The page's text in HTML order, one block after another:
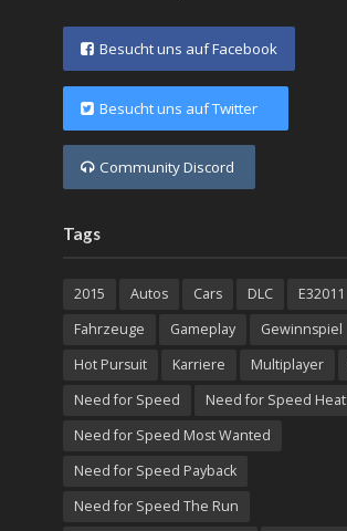
Besucht uns auf Facebook
Besucht uns auf Twitter
Community Discord
Tags
2015 Autos Cars DLC
E32011
Fahrzeuge
Gameplay
Gewinnspiel
Hot Pursuit
Karriere Multiplayer
Need for Speed
Need for Speed Heat
Need for Speed Most Wanted
Need for Speed Payback
Need for Speed The Run